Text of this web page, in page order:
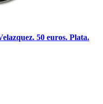
50 euros. Plata.